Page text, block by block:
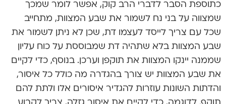
כתוספת הסבר לדברי הרב קוק, אפשר לומר שמכך
שמצווה על בני נח לשמור את שבע המצוות, מתחייב
שכל עם צריך לייסד לעצמו דת, שכן לא ניתן לשמור את
שבע המצוות בלא שתהיה דת שמבוססת על כוח עליון
שממנה יינקו המצוות את תוקפן וערכן. בנוסף, כדי לקיים
את שבע המצוות יש צורך בהגדרה מה כולל כל איסור,
והדתות השונות עוזרות להגדיר איסורים אלו ולתת להם